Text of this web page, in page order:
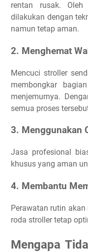
rentan rusak. Oleh
dilakukan dengan
namun tetap aman.
2. Menghemat
Mencuci stroller
membongkar
menjemurnya.
semua proses
3. Menggunakan
Jasa profesional
khusus yang aman
4. Membantu
Perawatan rutin
roda stroller tetap
Mengapa